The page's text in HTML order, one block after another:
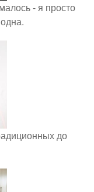
- я просто
до